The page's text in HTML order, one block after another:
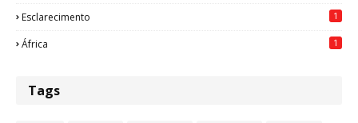
Esclarecimento 1
África 1
Tags